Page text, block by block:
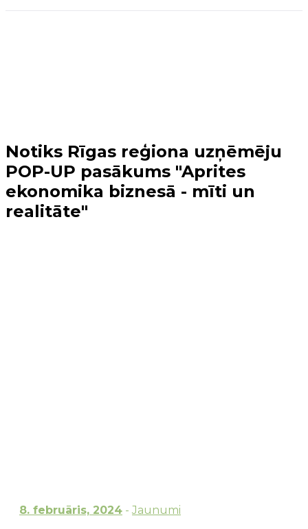
Notiks Rīgas reģiona uzņēmēju
POP-UP pasākums "Aprites
ekonomika biznesā - mīti un
realitāte"
8. februāris, 2024 - Jaunumi